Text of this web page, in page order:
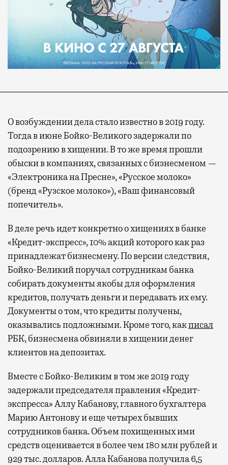
О возбуждении дела стало известно в 2019 году.
Тогда в июне Бойко-Великого задержали по
подозрению в хищении. В то же время прошли
обыски в компаниях, связанных с бизнесменом —
«Электроника на Пресне», «Русское молоко»
(бренд «Рузское молоко»), «Ваш финансовый
попечитель».
В деле речь идет конкретно о хищениях в банке
«Кредит-экспресс», 10% акций которого как раз
принадлежат бизнесмену. По версии следствия,
Бойко-Великий поручал сотрудникам банка
собирать документы якобы для оформления
кредитов, получать деньги и передавать их ему.
Документы о том, что кредиты получены,
оказывались подложными. Кроме того, какписал
РБК, бизнесмена обвиняли в хищении денег
клиентов на депозитах.
Вместе с Бойко-Великим в том же 2019 году
задержали председателя правления «Кредит-
экспресса» Аллу Кабанову, главного бухгалтера
Марию Антонову и еще четырех бывших
сотрудников банка. Объем похищенных ими
средств оценивается в более чем 180 млн рублей и
929 тыс. долларов. Алла Кабанова получила 6,5